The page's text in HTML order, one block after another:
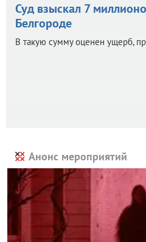
Суд взыскал 7
Белгороде
В такую сумму оценен ущерб,
Анонс мероприятий